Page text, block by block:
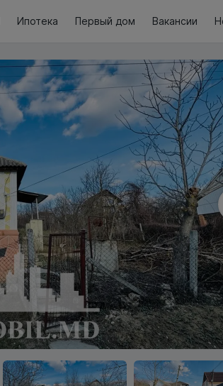
Ипотека Первый дом Вакансии